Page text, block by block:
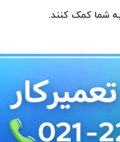
به شما کمک کنند.